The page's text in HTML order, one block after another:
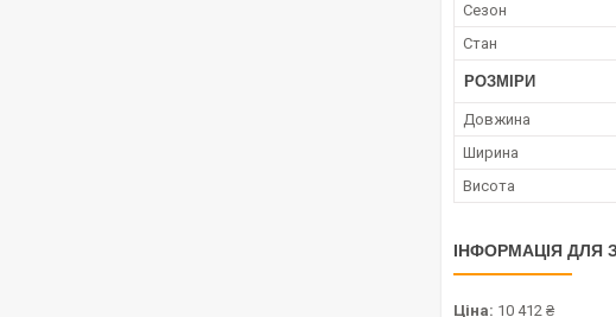
Сезон
Стан
РОЗМІРИ
Довжина
Ширина
Висота
ІНФОРМАЦІЯ ДЛЯ
Ціна: 10 412 ₴